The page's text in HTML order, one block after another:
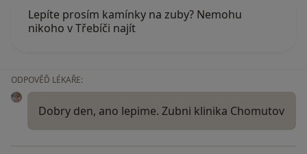
Lepíte prosím kamínky na zuby? Nemohu
nikoho v Třebíči najít
ODPOVĚĎ LÉKAŘE:
Dobry den, ano lepime. Zubni klinika Chomutov